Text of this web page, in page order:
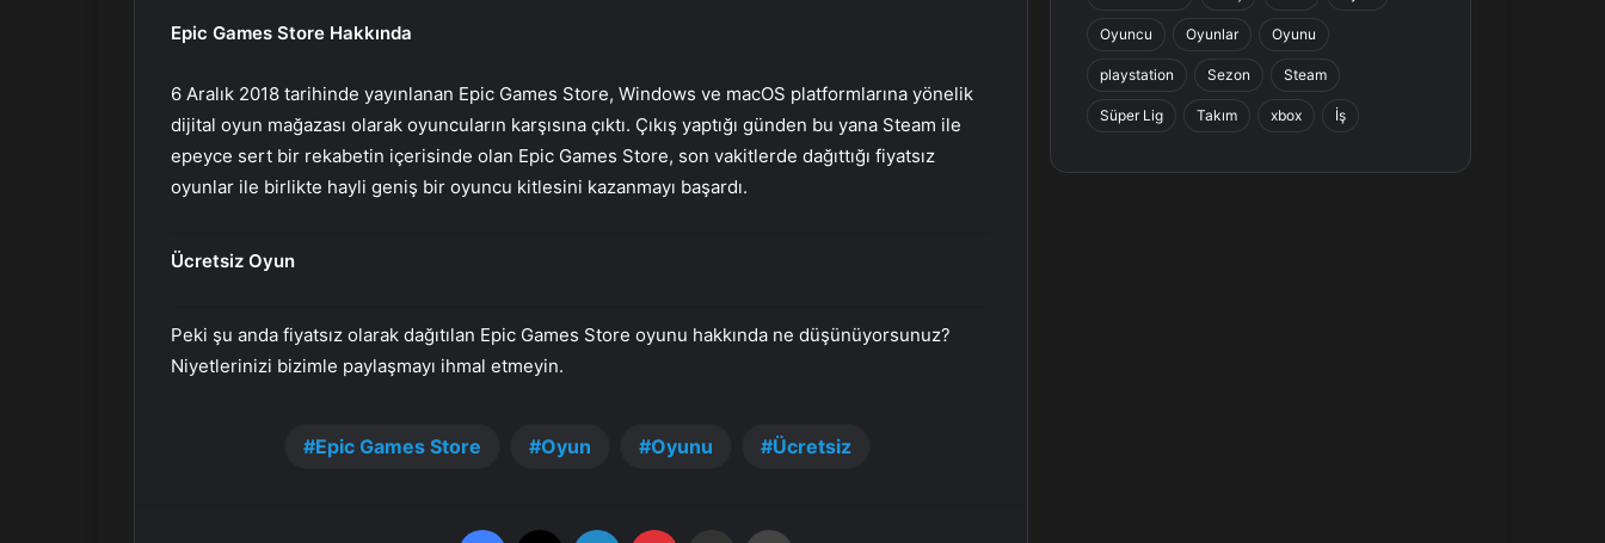
Epic Games Store Hakkında
6 Aralık 2018 tarihinde yayınlanan Epic Games Store, Windows ve macOS platformlarına yönelik
dijital oyun mağazası olarak oyuncuların karşısına çıktı. Çıkış yaptığı günden bu yana Steam ile
epeyce sert bir rekabetin içerisinde olan Epic Games Store, son vakitlerde dağıttığı fiyatsız
oyunlar ile birlikte hayli geniş bir oyuncu kitlesini kazanmayı başardı.
Ücretsiz Oyun
Peki şu anda fiyatsız olarak dağıtılan Epic Games Store oyunu hakkında ne düşünüyorsunuz?
Niyetlerinizi bizimle paylaşmayı ihmal etmeyin.
Epic Games Store Oyun Oyunu Ücretsiz
k
n
a
m
Oyuncu Oyunlar Oyunu
playstation Sezon Steam
Süper Lig Takım xbox İş